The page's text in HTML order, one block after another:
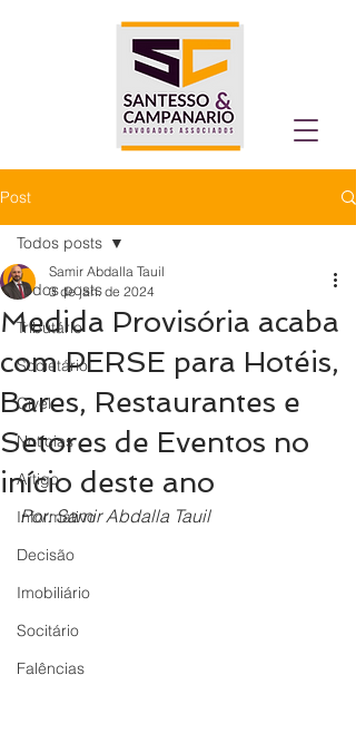
Post
Todos posts
Tributário
Societário
Cível
Notícias
Artigo
Informativo
Decisão
Imobiliário
Socitário
Falências
Todos posts
Medida Provisória acaba
com PERSE para Hotéis,
Bares, Restaurantes e
Setores de Eventos no
início deste ano
Samir Abdalla Tauil
3 de jan. de 2024
Por: Samir Abdalla Tauil